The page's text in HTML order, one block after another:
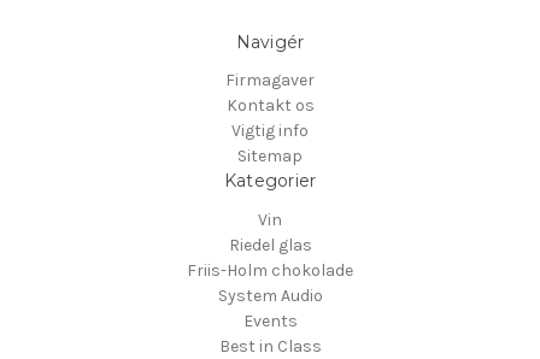
Navigér
Firmagaver
Kontakt os
Vigtig info
Sitemap
Kategorier
Vin
Riedel glas
Friis-Holm chokolade
System Audio
Events
Best in Class